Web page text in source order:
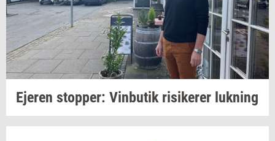
Eje­ren stop­per: Vin­bu­tik ri­si­ke­rer luk­ning